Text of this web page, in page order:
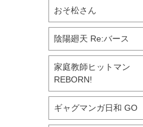
おそ松さん
陰陽廻天 Re:バース
家庭教師ヒットマン
REBORN!
ギャグマンガ日和 GO